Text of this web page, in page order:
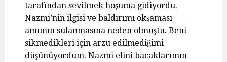
tarafından sevilmek hoşuma gidiyordu.
Nazmi’nin ilgisi ve baldırımı okşaması
amımın sulanmasına neden olmuştu. Beni
sikmedikleri için arzu edilmediğimi
düşünüyordum. Nazmi elini bacaklarımın